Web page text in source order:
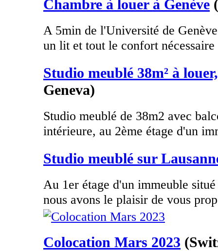
Chambre à louer à Genève
A 5min de l'Université de
un lit et tout le confort nécessaire
Studio meublé 38m² à
Geneva)
Studio meublé de 38m2 avec
intérieure, au 2ème étage d'un
Studio meublé sur
Au 1er étage d'un immeuble
nous avons le plaisir de vous
Colocation Mars 2023